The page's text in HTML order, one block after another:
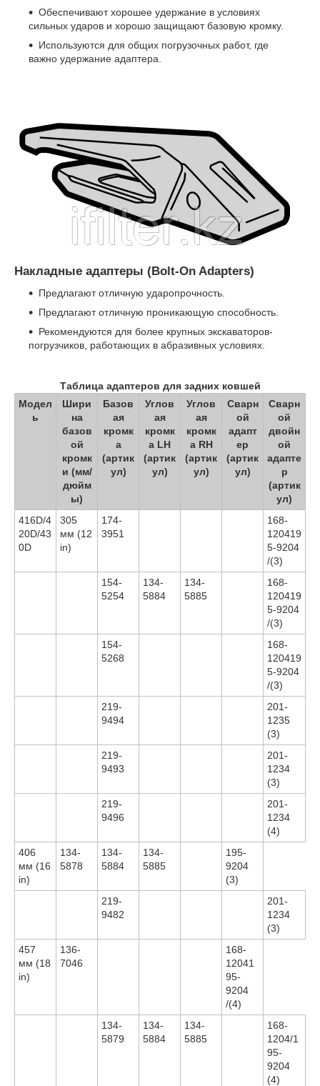
Обеспечивают хорошее удержание в условиях
сильных ударов и хорошо защищают базовую кромку.
Используются для общих погрузочных работ, где
важно удержание адаптера.
Накладные адаптеры (Bolt-On Adapters)
Предлагают отличную ударопрочность.
Предлагают отличную проникающую способность.
Рекомендуются для более крупных экскаваторов-
погрузчиков, работающих в абразивных условиях.
Таблица адаптеров для задних ковшей
Модел
ь
Шири
на
базов
ой
кромк
и (мм/
дюйм
ы)
Базов
ая
кромк
а
(артик
ул)
Углов
ая
кромк
а LH
(артик
ул)
Углов
ая
кромк
а RH
(артик
ул)
Сварн
ой
адапт
ер
(артик
ул)
Сварн
ой
двойн
ой
адапте
р
(артик
ул)
416D/4
20D/43
0D
305
мм (12
in)
174-
3951
168-
120419
5-9204
/(3)
154-
5254
134-
5884
134-
5885
168-
120419
5-9204
/(3)
154-
5268
168-
120419
5-9204
/(3)
219-
9494
201-
1235
(3)
219-
9493
201-
1234
(3)
219-
9496
201-
1234
(4)
406
мм (16
in)
134-
5878
134-
5884
134-
5885
195-
9204
(3)
219-
9482
201-
1234
(3)
457
мм (18
in)
136-
7046
168-
12041
95-
9204
/(4)
134-
5879
134-
5884
134-
5885
168-
1204/1
95-
9204
(4)